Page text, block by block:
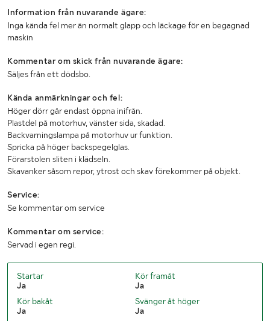
Information från nuvarande ägare:
Inga kända fel mer än normalt glapp och läckage för en begagnad
maskin
Kommentar om skick från nuvarande ägare:
Säljes från ett dödsbo.
Kända anmärkningar och fel:
Höger dörr går endast öppna inifrån.
Plastdel på motorhuv, vänster sida, skadad.
Backvarningslampa på motorhuv ur funktion.
Spricka på höger backspegelglas.
Förarstolen sliten i klädseln.
Skavanker såsom repor, ytrost och skav förekommer på objekt.
Service:
Se kommentar om service
Kommentar om service:
Servad i egen regi.
Startar
Ja
Kör framåt
Ja
Kör bakåt
Ja
Svänger åt höger
Ja